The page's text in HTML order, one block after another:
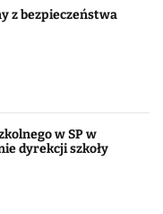
z bezpieczeństwa
w SP w
dyrekcji szkoły